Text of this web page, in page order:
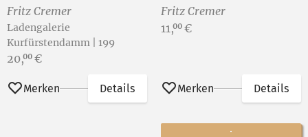
Fritz Cremer
Ladengalerie
Kurfürstendamm | 199
Preis:
20,00 €
Merken Details
Fritz Cremer
Preis:
11,00 €
Merken Details